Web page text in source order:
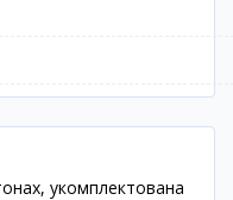
укомплектована